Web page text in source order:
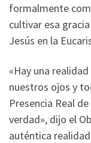
formalmente
cultivar esa
Jesús en la
«Hay una
nuestros ojos y
Presencia Real
verdad», dijo el
auténtica